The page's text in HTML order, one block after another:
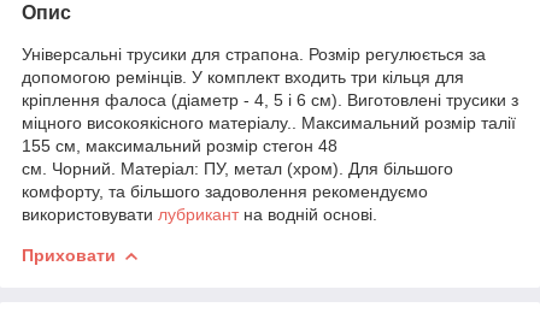
Опис
Універсальні трусики для страпона. Розмір регулюється за
допомогою ремінців. У комплект входить три кільця для
кріплення фалоса (діаметр - 4, 5 і 6 см). Виготовлені трусики з
міцного високоякісного матеріалу.. Максимальний розмір талії
155 см, максимальний розмір стегон 48
см. Чорний. Матеріал: ПУ, метал (хром). Для більшого
комфорту, та більшого задоволення рекомендуємо
використовувати лубрикантна водній основі.
Приховати